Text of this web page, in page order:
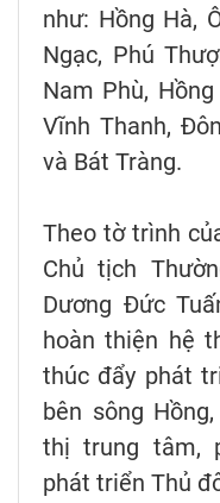
như: Hồng Hà,
Ngạc, Phú
Nam Phù,
Vĩnh Thanh,
và Bát Tràng.
Theo tờ trình
Chủ tịch
Dương Đức
hoàn thiện hệ
thúc đẩy phát
bên sông
thị trung tâm,
phát triển Thủ